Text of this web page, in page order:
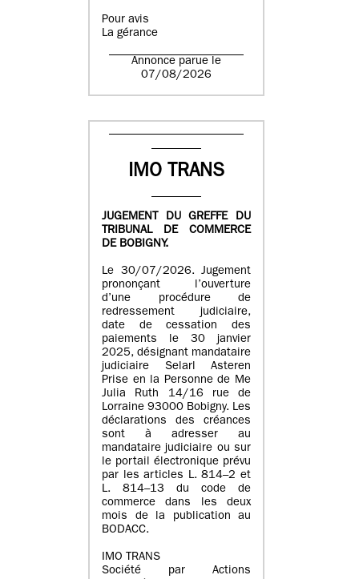
Pour avis
La gérance
Annonce parue le
07/08/2026
IMO TRANS
JUGEMENT DU GREFFE DU
TRIBUNAL DE COMMERCE
DE BOBIGNY.
Le 30/07/2026. Jugement
prononçant l’ouverture
d’une procédure de
redressement judiciaire,
date de cessation des
paiements le 30 janvier
2025, désignant mandataire
judiciaire Selarl Asteren
Prise en la Personne de Me
Julia Ruth 14/16 rue de
Lorraine 93000 Bobigny. Les
déclarations des créances
sont à adresser au
mandataire judiciaire ou sur
le portail électronique prévu
par les articles L. 814–2 et
L. 814–13 du code de
commerce dans les deux
mois de la publication au
BODACC.
IMO TRANS
Société par Actions